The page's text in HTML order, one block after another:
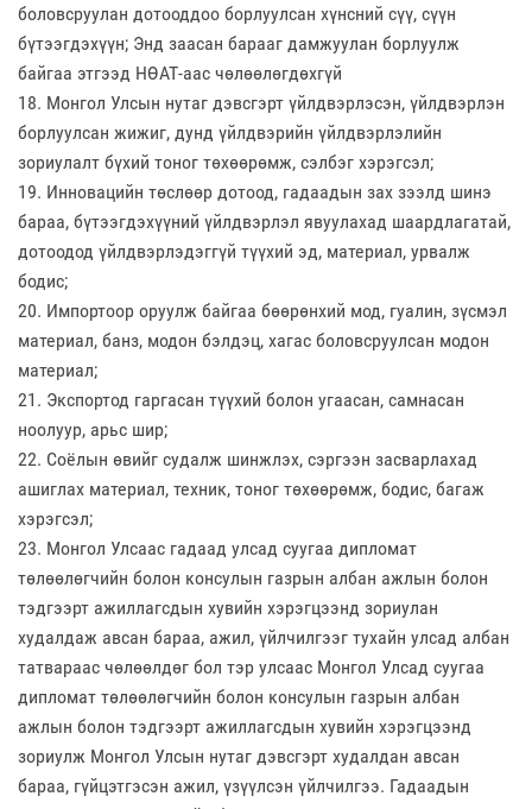
боловсруулан дотооддоо борлуулсан хүнсний сүү, сүүн
бүтээгдэхүүн; Энд заасан барааг дамжуулан борлуулж
байгаа этгээд НӨАТ-аас чөлөөлөгдөхгүй
18. Монгол Улсын нутаг дэвсгэрт үйлдвэрлэсэн, үйлдвэрлэн
борлуулсан жижиг, дунд үйлдвэрийн үйлдвэрлэлийн
зориулалт бүхий тоног төхөөрөмж, сэлбэг хэрэгсэл;
19. Инновацийн төслөөр дотоод, гадаадын зах зээлд шинэ
бараа, бүтээгдэхүүний үйлдвэрлэл явуулахад шаардлагатай,
дотоодод үйлдвэрлэдэггүй түүхий эд, материал, урвалж
бодис;
20. Импортоор оруулж байгаа бөөрөнхий мод, гуалин, зүсмэл
материал, банз, модон бэлдэц, хагас боловсруулсан модон
материал;
21. Экспортод гаргасан түүхий болон угаасан, самнасан
ноолуур, арьс шир;
22. Соёлын өвийг судалж шинжлэх, сэргээн засварлахад
ашиглах материал, техник, тоног төхөөрөмж, бодис, багаж
хэрэгсэл;
23. Монгол Улсаас гадаад улсад суугаа дипломат
төлөөлөгчийн болон консулын газрын албан ажлын болон
тэдгээрт ажиллагсдын хувийн хэрэгцээнд зориулан
худалдаж авсан бараа, ажил, үйлчилгээг тухайн улсад албан
татвараас чөлөөлдөг бол тэр улсаас Монгол Улсад суугаа
дипломат төлөөлөгчийн болон консулын газрын албан
ажлын болон тэдгээрт ажиллагсдын хувийн хэрэгцээнд
зориулж Монгол Улсын нутаг дэвсгэрт худалдан авсан
бараа, гүйцэтгэсэн ажил, үзүүлсэн үйлчилгээ. Гадаадын